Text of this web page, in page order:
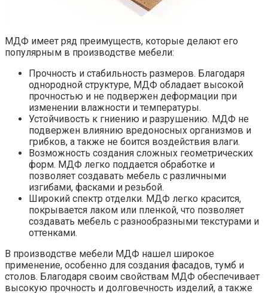
МДФ имеет ряд преимуществ, которые делают его
популярным в производстве мебели:
Прочность и стабильность размеров. Благодаря
однородной структуре, МДФ обладает высокой
прочностью и не подвержен деформации при
изменении влажности и температуры.
Устойчивость к гниению и разрушению. МДФ не
подвержен влиянию вредоносных организмов и
грибков, а также не боится воздействия влаги.
Возможность создания сложных геометрических
форм. МДФ легко поддается обработке и
позволяет создавать мебель с различными
изгибами, фасками и резьбой.
Широкий спектр отделки. МДФ легко красится,
покрывается лаком или пленкой, что позволяет
создавать мебель с разнообразными текстурами и
оттенками.
В производстве мебели МДФ нашел широкое
применение, особенно для создания фасадов, тумб и
столов. Благодаря своим свойствам МДФ обеспечивает
высокую прочность и долговечность изделий, а также